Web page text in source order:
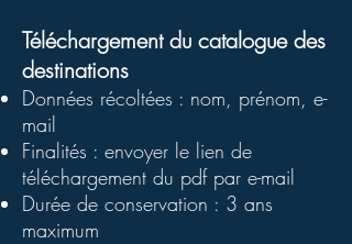
Téléchargement du catalogue des
destinations
Données récoltées : nom, prénom, e-
mail
Finalités : envoyer le lien de
téléchargement du pdf par e-mail
Durée de conservation : 3 ans
maximum